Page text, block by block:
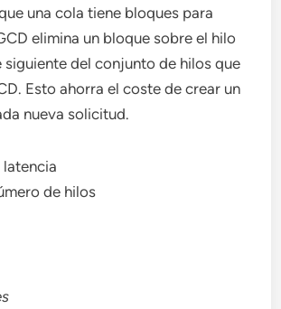
una cola tiene bloques para
elimina un bloque sobre el hilo
siguiente del conjunto de hilos que
Esto ahorra el coste de crear un
nueva solicitud.
latencia
de hilos